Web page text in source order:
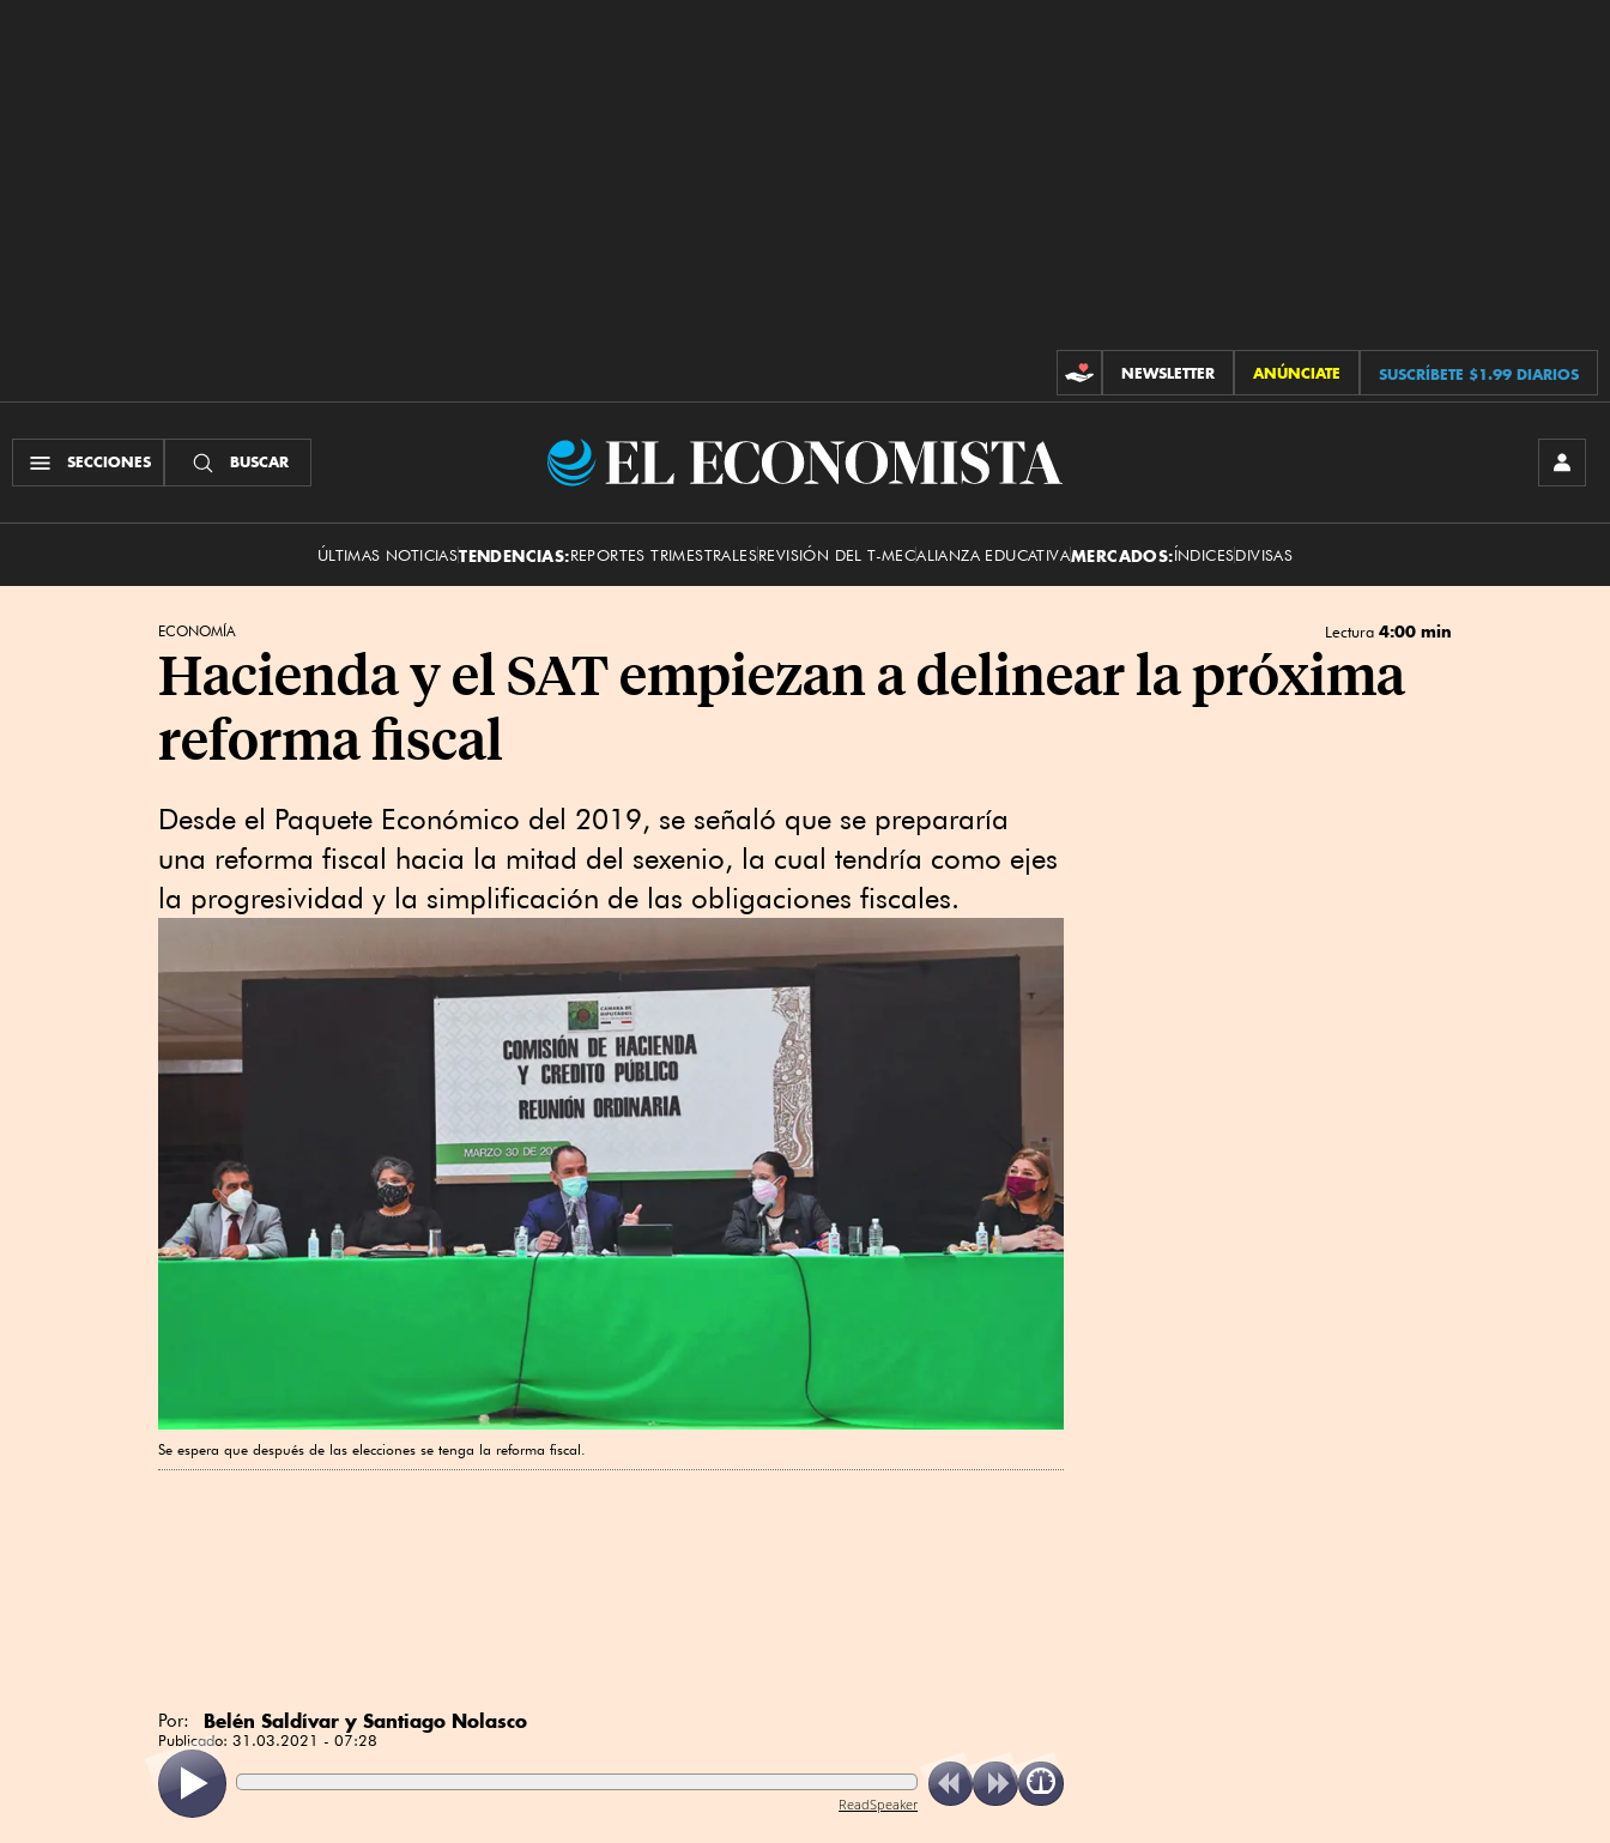
CONTRIBUCIONES
NEWSLETTER ANÚNCIATE SUSCRÍBETE $1.99 DIARIOS
SECCIONES BUSCAR
El
ÚLTIMAS NOTICIASTENDENCIAS:REPORTES TRIMESTRALESREVISIÓN DEL T-MECALIANZA EDUCATIVAMERCADOS:ÍNDICESDIVISAS
ECONOMÍA Lectura 4:00 min
Hacienda y el SAT empiezan a delinear la próxima
reforma fiscal
Desde el Paquete Económico del 2019, se señaló que se prepararía
una reforma fiscal hacia la mitad del sexenio, la cual tendría como ejes
la progresividad y la simplificación de las obligaciones fiscales.
Se espera que después de las elecciones se tenga la reforma fiscal.
Por: Belén Saldívar y Santiago Nolasco
Publicado: 31.03.2021 - 07:28
ReadSpeaker